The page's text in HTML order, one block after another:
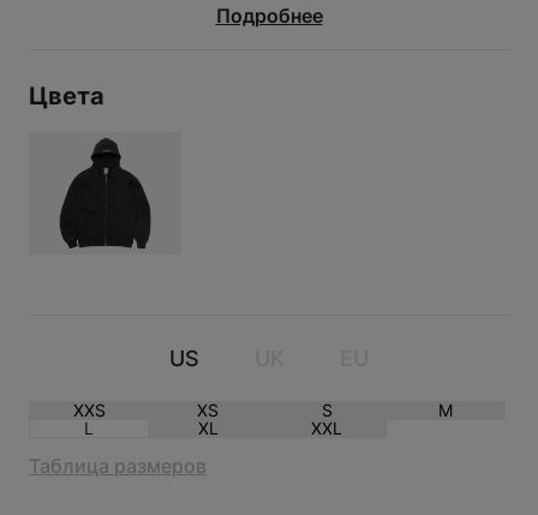
молния. Толстовка имеет оверсайз-силуэт.
Подробнее
Цвета
US
XXS XS S
M
L
XL XXL
Таблица размеров